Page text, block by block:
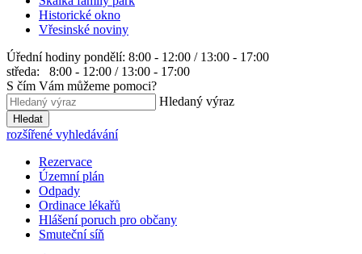
Historické okno
Vřesinské noviny
Úřední hodiny pondělí: 8:00 - 12:00 / 13:00 - 17:00
středa: 8:00 - 12:00 / 13:00 - 17:00
S čím Vám můžeme pomoci?
Hledaný výraz
Hledat
rozšířené vyhledávání
Rezervace
Územní plán
Odpady
Ordinace lékařů
Hlášení poruch pro občany
Smuteční síň